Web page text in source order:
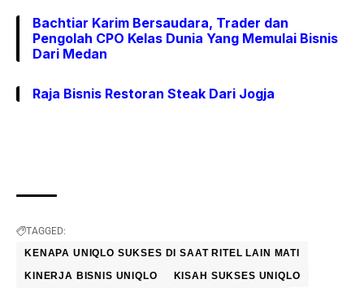
Bachtiar Karim Bersaudara, Trader dan
Pengolah CPO Kelas Dunia Yang Memulai Bisnis
Dari Medan
Raja Bisnis Restoran Steak Dari Jogja
TAGGED:
KENAPA UNIQLO SUKSES DI SAAT RITEL LAIN MATI
KINERJA BISNIS UNIQLO
KISAH SUKSES UNIQLO